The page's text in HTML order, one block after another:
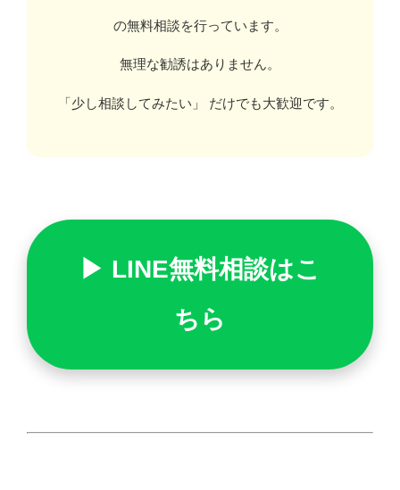
の無料相談を行っています。
無理な勧誘はありません。
「少し相談してみたい」 だけでも大歓迎です。
▶ LINE無料相談はこ
ちら